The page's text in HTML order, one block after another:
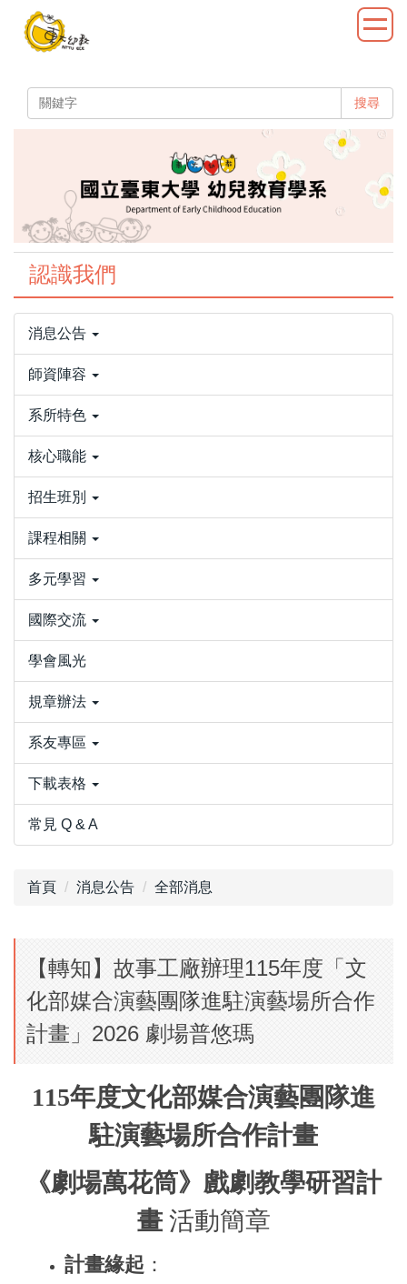
搜尋
認識我們
消息公告
師資陣容
系所特色
核心職能
招生班別
課程相關
多元學習
國際交流
學會風光
規章辦法
系友專區
下載表格
常見 Q & A
首頁 消息公告 全部消息
【轉知】故事工廠辦理115年度「文
化部媒合演藝團隊進駐演藝場所合作
計畫」2026 劇場普悠瑪
115年度文化部媒合演藝團隊進
駐演藝場所合作計畫
《劇場萬花筒》戲劇教學研習計
畫活動簡章
計畫緣起 ：